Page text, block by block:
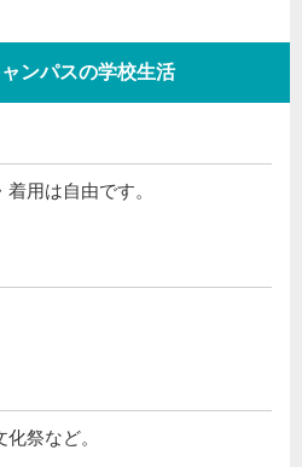
ンパスの学校生活
用は自由です。
祭など。